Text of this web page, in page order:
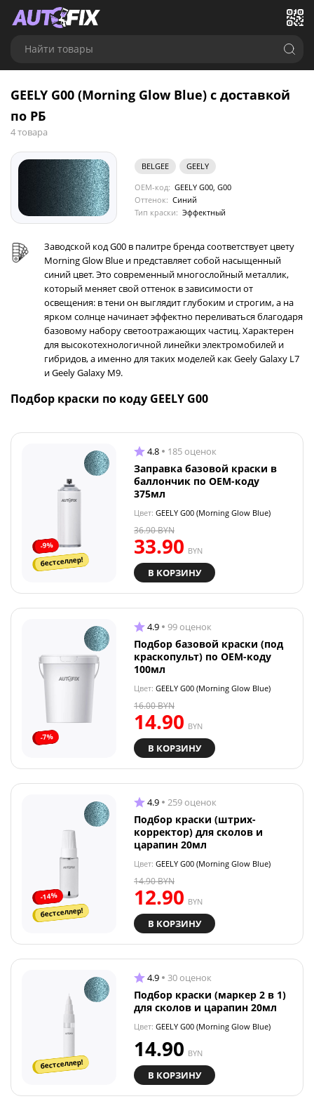
Найти товары
GEELY G00 (Morning Glow Blue) с доставкой
по РБ
4 товара
BELGEE
GEELY
OEM-код: GEELY G00, G00
Оттенок: Синий
Тип краски: Эффектный
Заводской код G00 в палитре бренда соответствует цвету
Morning Glow Blue и представляет собой насыщенный
синий цвет. Это современный многослойный металлик,
который меняет свой оттенок в зависимости от
освещения: в тени он выглядит глубоким и строгим, а на
ярком солнце начинает эффектно переливаться благодаря
базовому набору светоотражающих частиц. Характерен
для высокотехнологичной линейки электромобилей и
гибридов, а именно для таких моделей как Geely Galaxy L7
и Geely Galaxy M9.
Подбор краски по коду GEELY G00
-9%
бестселлер!
4.8 185 оценок
Заправка базовой краски в
баллончик по OEM-коду
375мл
Цвет: GEELY G00 (Morning Glow Blue)
33.90 BYN
36.90BYN
В КОРЗИНУ
-7%
4.9 99 оценок
Подбор базовой краски (под
краскопульт) по OEM-коду
100мл
Цвет: GEELY G00 (Morning Glow Blue)
14.90 BYN
16.00BYN
В КОРЗИНУ
-14%
бестселлер!
4.9 259 оценок
Подбор краски (штрих-
корректор) для сколов и
царапин 20мл
Цвет: GEELY G00 (Morning Glow Blue)
12.90 BYN
14.90BYN
В КОРЗИНУ
бестселлер!
4.9 30 оценок
Подбор краски (маркер 2 в 1)
для сколов и царапин 20мл
Цвет: GEELY G00 (Morning Glow Blue)
14.90 BYN
В КОРЗИНУ